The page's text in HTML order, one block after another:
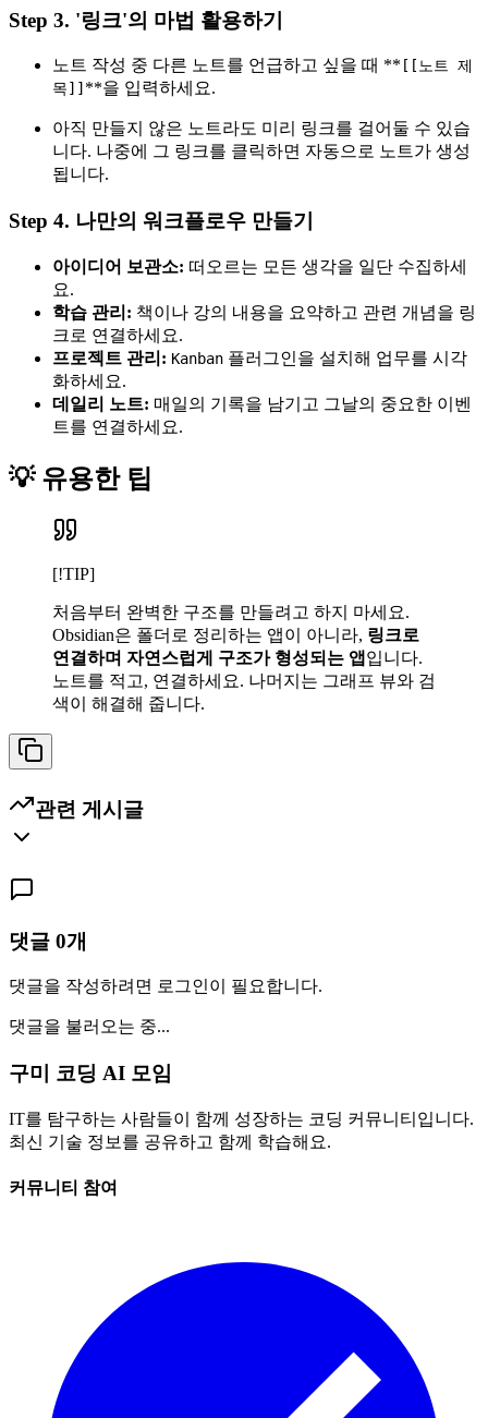
Step 3. '링크'의 마법 활용하기
노트 작성 중 다른 노트를 언급하고 싶을 때 ** [[노트 제
목]] **을 입력하세요.
아직 만들지 않은 노트라도 미리 링크를 걸어둘 수 있습
니다. 나중에 그 링크를 클릭하면 자동으로 노트가 생성
됩니다.
Step 4. 나만의 워크플로우 만들기
아이디어 보관소: 떠오르는 모든 생각을 일단 수집하세
요.
학습 관리: 책이나 강의 내용을 요약하고 관련 개념을 링
크로 연결하세요.
프로젝트 관리: Kanban 플러그인을 설치해 업무를 시각
화하세요.
데일리 노트: 매일의 기록을 남기고 그날의 중요한 이벤
트를 연결하세요.
💡 유용한 팁
[!TIP]
처음부터 완벽한 구조를 만들려고 하지 마세요.
Obsidian은 폴더로 정리하는 앱이 아니라, 링크로
연결하며 자연스럽게 구조가 형성되는 앱 입니다.
노트를 적고, 연결하세요. 나머지는 그래프 뷰와 검
색이 해결해 줍니다.
관련 게시글
댓글 0개
댓글을 작성하려면 로그인이 필요합니다.
댓글을 불러오는 중...
구미 코딩 AI 모임
IT를 탐구하는 사람들이 함께 성장하는 코딩 커뮤니티입니다.
최신 기술 정보를 공유하고 함께 학습해요.
커뮤니티 참여